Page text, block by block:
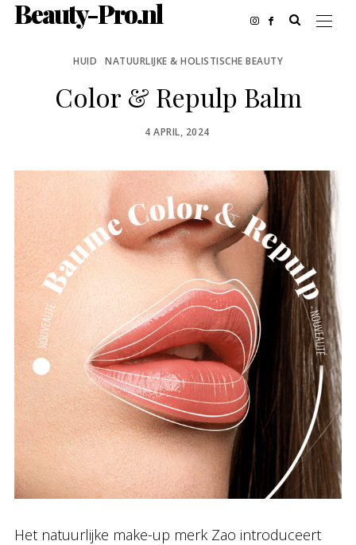
Beauty-Pro.nl
HUID NATUURLIJKE & HOLISTISCHE BEAUTY
Color & Repulp Balm
POSTED
4 APRIL, 2024
Het natuurlijke make-up merk Zao introduceert